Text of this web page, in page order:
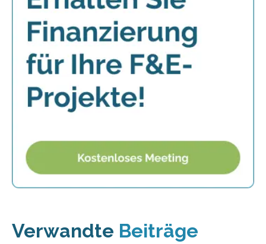
Verwandte Beiträge